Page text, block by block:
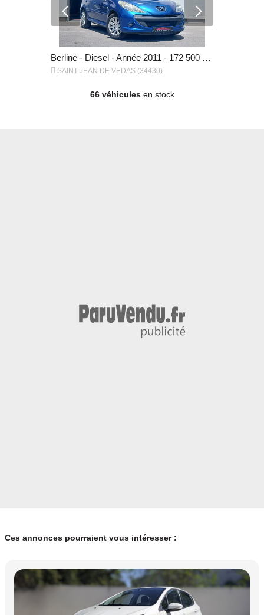
Berline - Diesel - Année 2011 - 172 500 km, 3 990 €
 SAINT JEAN DE VEDAS (34430)
66 véhiculesen stock
Ces annonces pourraient vous intéresser :